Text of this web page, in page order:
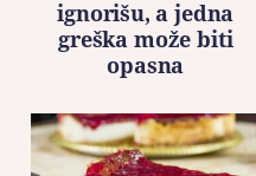
ignorišu, a jedna
greška može biti
opasna